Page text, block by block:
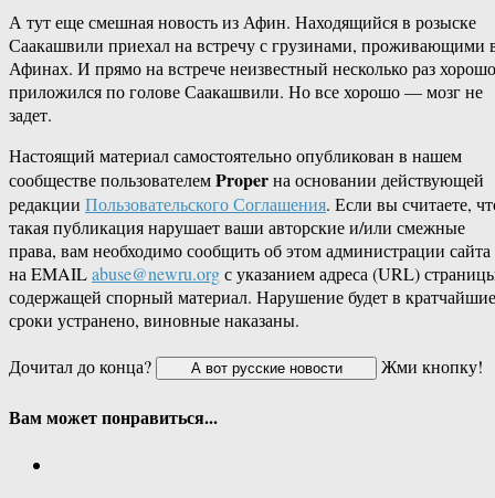
А тут еще смешная новость из Афин. Находящийся в розыске
Саакашвили приехал на встречу с грузинами, проживающими
Афинах. И прямо на встрече неизвестный несколько раз хорошо
приложился по голове Саакашвили. Но все хорошо — мозг не
задет.
Настоящий материал самостоятельно опубликован в нашем
сообществе пользователемProperна основании действующей
редакции Пользовательского Соглашения. Если вы считаете,
такая публикация нарушает ваши авторские и/или смежные
права, вам необходимо сообщить об этом администрации сайта
на EMAILabuse@newru.orgс указанием адреса (URL)
содержащей спорный материал. Нарушение будет в кратчайшие
сроки устранено, виновные наказаны.
Дочитал до конца?
Жми кнопку!
Вам может понравиться...